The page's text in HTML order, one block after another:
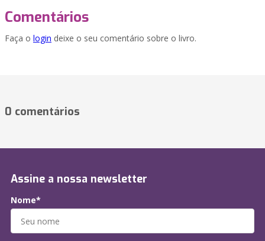
Comentários
Faça o login deixe o seu comentário sobre o livro.
0 comentários
Assine a nossa newsletter
Nome*